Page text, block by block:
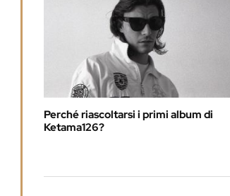
Perché riascoltarsi i primi album di
Ketama126?